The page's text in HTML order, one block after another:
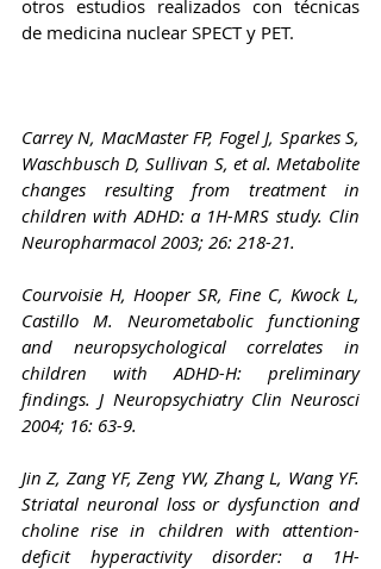
otros estudios realizados con técnicas
de medicina nuclear SPECT y PET.
Carrey N, MacMaster FP, Fogel J, Sparkes S,
Waschbusch D, Sullivan S, et al. Metabolite
changes resulting from treatment in
children with ADHD: a 1H-MRS study. Clin
Neuropharmacol 2003; 26: 218-21.
Courvoisie H, Hooper SR, Fine C, Kwock L,
Castillo M. Neurometabolic functioning
and neuropsychological correlates in
children with ADHD-H: preliminary
findings. J Neuropsychiatry Clin Neurosci
2004; 16: 63-9.
Jin Z, Zang YF, Zeng YW, Zhang L, Wang YF.
Striatal neuronal loss or dysfunction and
choline rise in children with attention-
deficit hyperactivity disorder: a 1H-